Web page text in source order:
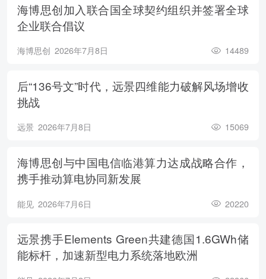
海博思创加入联合国全球契约组织并签署全球
企业联合倡议
海博思创 2026年7月8日 14489
后“136号文”时代，远景四维能力破解风场增收
挑战
远景 2026年7月8日 15069
海博思创与中国电信临港算力达成战略合作，
携手推动算电协同新发展
能见 2026年7月6日 20220
远景携手Elements Green共建德国1.6GWh储
能标杆，加速新型电力系统落地欧洲